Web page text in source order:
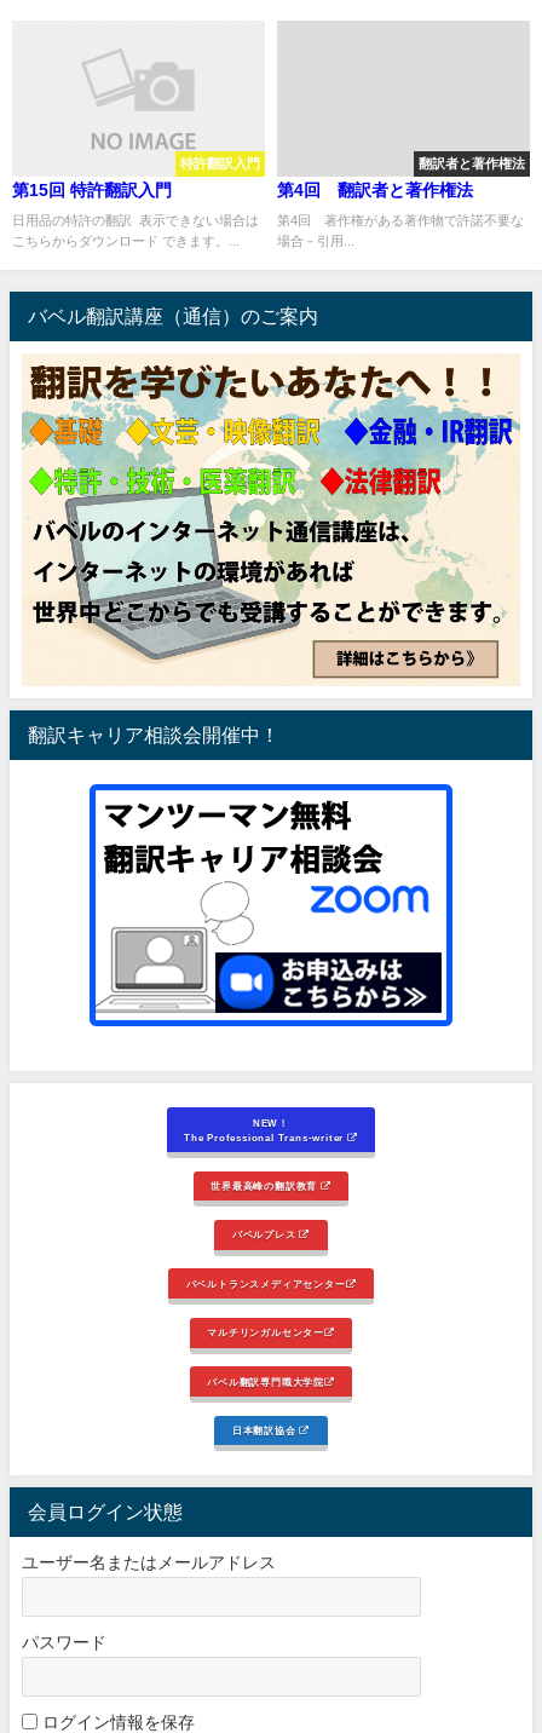
特許翻訳入門
第15回 特許翻訳入門
日用品の特許の翻訳 表示できない場合は
こちらからダウンロード できます。...
翻訳者と著作権法
第4回 翻訳者と著作権法
第4回 著作権がある著作物で許諾不要な
場合－引用...
バベル翻訳講座（通信）のご案内
翻訳キャリア相談会開催中！
NEW！
The Professional Trans-writer
世界最高峰の翻訳教育
バベルプレス
バベルトランスメディアセンター
マルチリンガルセンター
バベル翻訳専門職大学院
日本翻訳協会
会員ログイン状態
ユーザー名またはメールアドレス
パスワード
ログイン情報を保存